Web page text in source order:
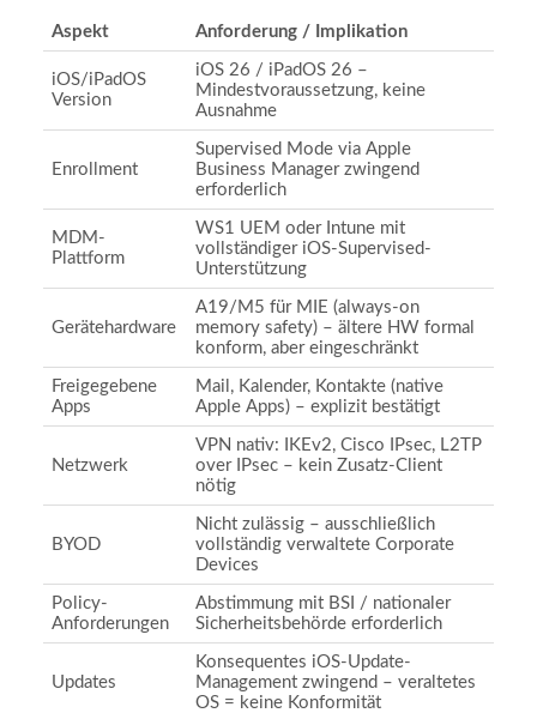
Aspekt Anforderung / Implikation
iOS/iPadOS
Version
iOS 26 / iPadOS 26 –
Mindestvoraussetzung, keine
Ausnahme
Enrollment
Supervised Mode via Apple
Business Manager zwingend
erforderlich
MDM-
Plattform
WS1 UEM oder Intune mit
vollständiger iOS-Supervised-
Unterstützung
Gerätehardware
A19/M5 für MIE (always-on
memory safety) – ältere HW formal
konform, aber eingeschränkt
Freigegebene
Apps
Mail, Kalender, Kontakte (native
Apple Apps) – explizit bestätigt
Netzwerk
VPN nativ: IKEv2, Cisco IPsec, L2TP
over IPsec – kein Zusatz-Client
nötig
BYOD
Nicht zulässig – ausschließlich
vollständig verwaltete Corporate
Devices
Policy-
Anforderungen
Abstimmung mit BSI / nationaler
Sicherheitsbehörde erforderlich
Updates
Konsequentes iOS-Update-
Management zwingend – veraltetes
OS = keine Konformität